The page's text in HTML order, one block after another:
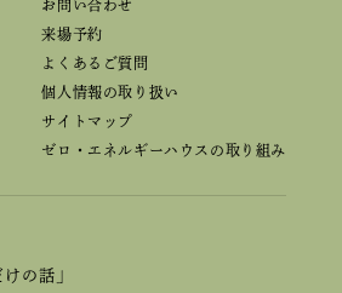
お問い合わせ
来場予約
よくあるご質問
個人情報の取り扱い
サイトマップ
ゼロ・エネルギーハウスの取り組み
の話」